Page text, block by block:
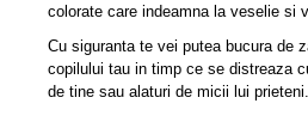
colorate care indeamna la veselie si
Cu siguranta te vei putea bucura de
copilului tau in timp ce se distreaza
de tine sau alaturi de micii lui prieteni.